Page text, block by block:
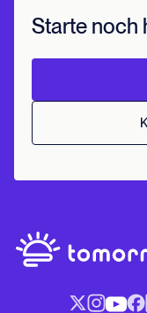
Starte noch